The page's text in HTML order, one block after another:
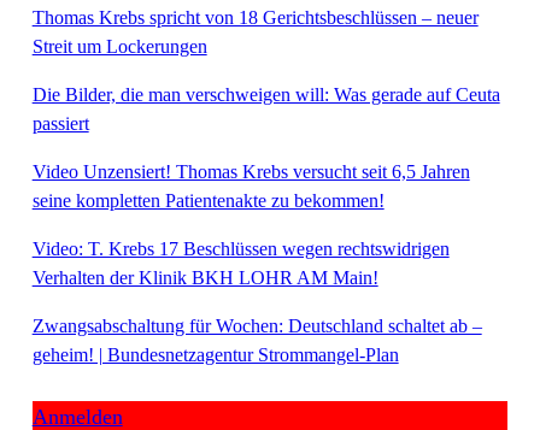
Thomas Krebs spricht von 18 Gerichtsbeschlüssen – neuer
Streit um Lockerungen
Die Bilder, die man verschweigen will: Was gerade auf Ceuta
passiert
Video Unzensiert! Thomas Krebs versucht seit 6,5 Jahren
seine kompletten Patientenakte zu bekommen!
Video: T. Krebs 17 Beschlüssen wegen rechtswidrigen
Verhalten der Klinik BKH LOHR AM Main!
Zwangsabschaltung für Wochen: Deutschland schaltet ab –
geheim! | Bundesnetzagentur Strommangel-Plan
Anmelden